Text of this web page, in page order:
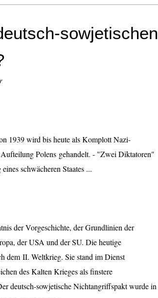
sowjetischen
1939 wird bis heute als Komplott Nazi-
Polens gehandelt. - "Zwei Diktatoren"
schwächeren Staates ...
der Vorgeschichte, der Grundlinien der
der USA und der SU. Die heutige
dem II. Weltkrieg. Sie stand im Dienst
des Kalten Krieges als finstere
deutsch-sowjetische Nichtangriffspakt wurde in